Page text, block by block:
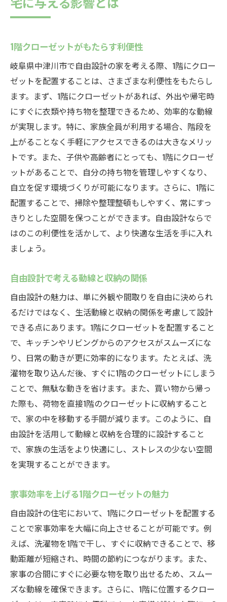
1階クローゼットがもたらす利便性
岐阜県中津川市で自由設計の家を考える際、1階にクロー
ゼットを配置することは、さまざまな利便性をもたらし
ます。まず、1階にクローゼットがあれば、外出や帰宅時
にすぐに衣類や持ち物を整理できるため、効率的な動線
が実現します。特に、家族全員が利用する場合、階段を
上がることなく手軽にアクセスできるのは大きなメリッ
トです。また、子供や高齢者にとっても、1階にクローゼ
ットがあることで、自分の持ち物を管理しやすくなり、
自立を促す環境づくりが可能になります。さらに、1階に
配置することで、掃除や整理整頓もしやすく、常にすっ
きりとした空間を保つことができます。自由設計ならで
はのこの利便性を活かして、より快適な生活を手に入れ
ましょう。
自由設計で考える動線と収納の関係
自由設計の魅力は、単に外観や間取りを自由に決められ
るだけではなく、生活動線と収納の関係を考慮して設計
できる点にあります。1階にクローゼットを配置すること
で、キッチンやリビングからのアクセスがスムーズにな
り、日常の動きが更に効率的になります。たとえば、洗
濯物を取り込んだ後、すぐに1階のクローゼットにしまう
ことで、無駄な動きを省けます。また、買い物から帰っ
た際も、荷物を直接1階のクローゼットに収納すること
で、家の中を移動する手間が減ります。このように、自
由設計を活用して動線と収納を合理的に設計すること
で、家族の生活をより快適にし、ストレスの少ない空間
を実現することができます。
家事効率を上げる1階クローゼットの魅力
自由設計の住宅において、1階にクローゼットを配置する
ことで家事効率を大幅に向上させることが可能です。例
えば、洗濯物を1階で干し、すぐに収納できることで、移
動距離が短縮され、時間の節約につながります。また、
家事の合間にすぐに必要な物を取り出せるため、スムー
ズな動線を確保できます。さらに、1階に位置するクロー